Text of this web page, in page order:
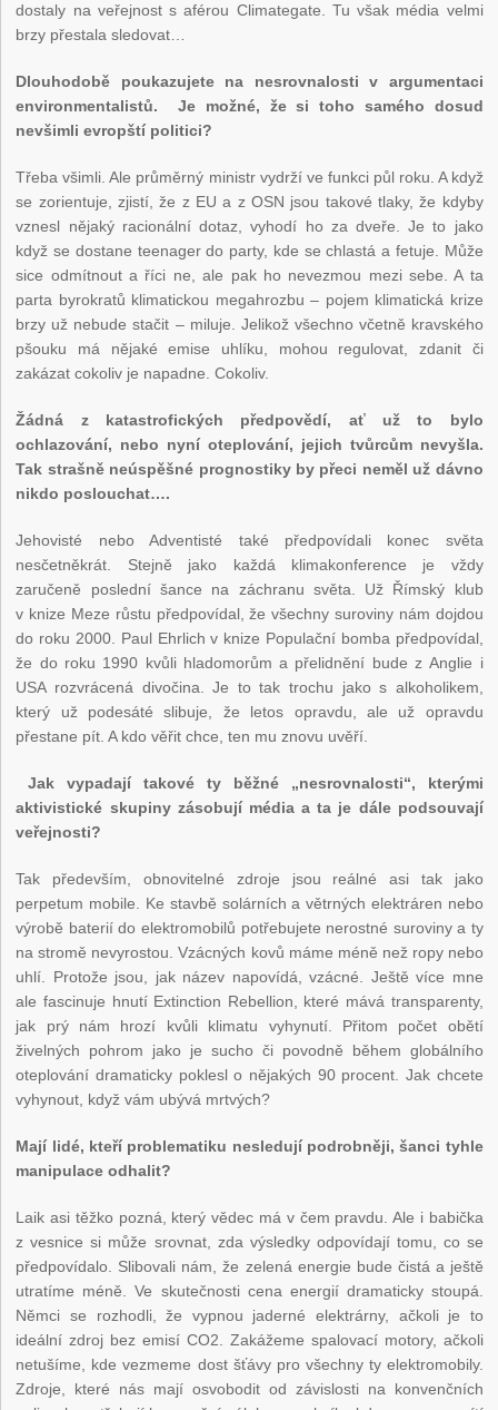
dostaly na veřejnost s aférou Climategate. Tu však média velmi
brzy přestala sledovat…
Dlouhodobě poukazujete na nesrovnalosti v argumentaci
environmentalistů. Je možné, že si toho samého dosud
nevšimli evropští politici?
Třeba všimli. Ale průměrný ministr vydrží ve funkci půl roku. A když
se zorientuje, zjistí, že z EU a z OSN jsou takové tlaky, že kdyby
vznesl nějaký racionální dotaz, vyhodí ho za dveře. Je to jako
když se dostane teenager do party, kde se chlastá a fetuje. Může
sice odmítnout a říci ne, ale pak ho nevezmou mezi sebe. A ta
parta byrokratů klimatickou megahrozbu – pojem klimatická krize
brzy už nebude stačit – miluje. Jelikož všechno včetně kravského
pšouku má nějaké emise uhlíku, mohou regulovat, zdanit či
zakázat cokoliv je napadne. Cokoliv.
Žádná z katastrofických předpovědí, ať už to bylo
ochlazování, nebo nyní oteplování, jejich tvůrcům nevyšla.
Tak strašně neúspěšné prognostiky by přeci neměl už dávno
nikdo poslouchat….
Jehovisté nebo Adventisté také předpovídali konec světa
nesčetněkrát. Stejně jako každá klimakonference je vždy
zaručeně poslední šance na záchranu světa. Už Římský klub
v knize Meze růstu předpovídal, že všechny suroviny nám dojdou
do roku 2000. Paul Ehrlich v knize Populační bomba předpovídal,
že do roku 1990 kvůli hladomorům a přelidnění bude z Anglie i
USA rozvrácená divočina. Je to tak trochu jako s alkoholikem,
který už podesáté slibuje, že letos opravdu, ale už opravdu
přestane pít. A kdo věřit chce, ten mu znovu uvěří.
Jak vypadají takové ty běžné „nesrovnalosti“, kterými
aktivistické skupiny zásobují média a ta je dále podsouvají
veřejnosti?
Tak především, obnovitelné zdroje jsou reálné asi tak jako
perpetum mobile. Ke stavbě solárních a větrných elektráren nebo
výrobě baterií do elektromobilů potřebujete nerostné suroviny a ty
na stromě nevyrostou. Vzácných kovů máme méně než ropy nebo
uhlí. Protože jsou, jak název napovídá, vzácné. Ještě více mne
ale fascinuje hnutí Extinction Rebellion, které mává transparenty,
jak prý nám hrozí kvůli klimatu vyhynutí. Přitom počet obětí
živelných pohrom jako je sucho či povodně během globálního
oteplování dramaticky poklesl o nějakých 90 procent. Jak chcete
vyhynout, když vám ubývá mrtvých?
Mají lidé, kteří problematiku nesledují podrobněji, šanci tyhle
manipulace odhalit?
Laik asi těžko pozná, který vědec má v čem pravdu. Ale i babička
z vesnice si může srovnat, zda výsledky odpovídají tomu, co se
předpovídalo. Slibovali nám, že zelená energie bude čistá a ještě
utratíme méně. Ve skutečnosti cena energií dramaticky stoupá.
Němci se rozhodli, že vypnou jaderné elektrárny, ačkoli je to
ideální zdroj bez emisí CO2. Zakážeme spalovací motory, ačkoli
netušíme, kde vezmeme dost šťávy pro všechny ty elektromobily.
Zdroje, které nás mají osvobodit od závislosti na konvenčních